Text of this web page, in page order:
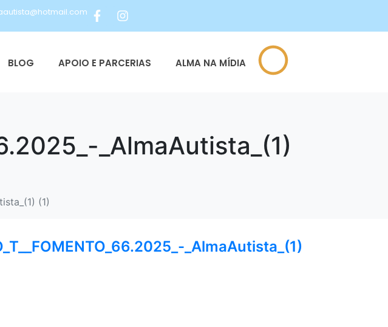
BLOG APOIO E PARCERIAS ALMA NA MÍDIA
_AlmaAutista_(1)
(1)
_AlmaAutista_(1)